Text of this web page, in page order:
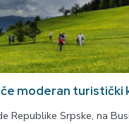
moderan turistički
Republike Srpske, na